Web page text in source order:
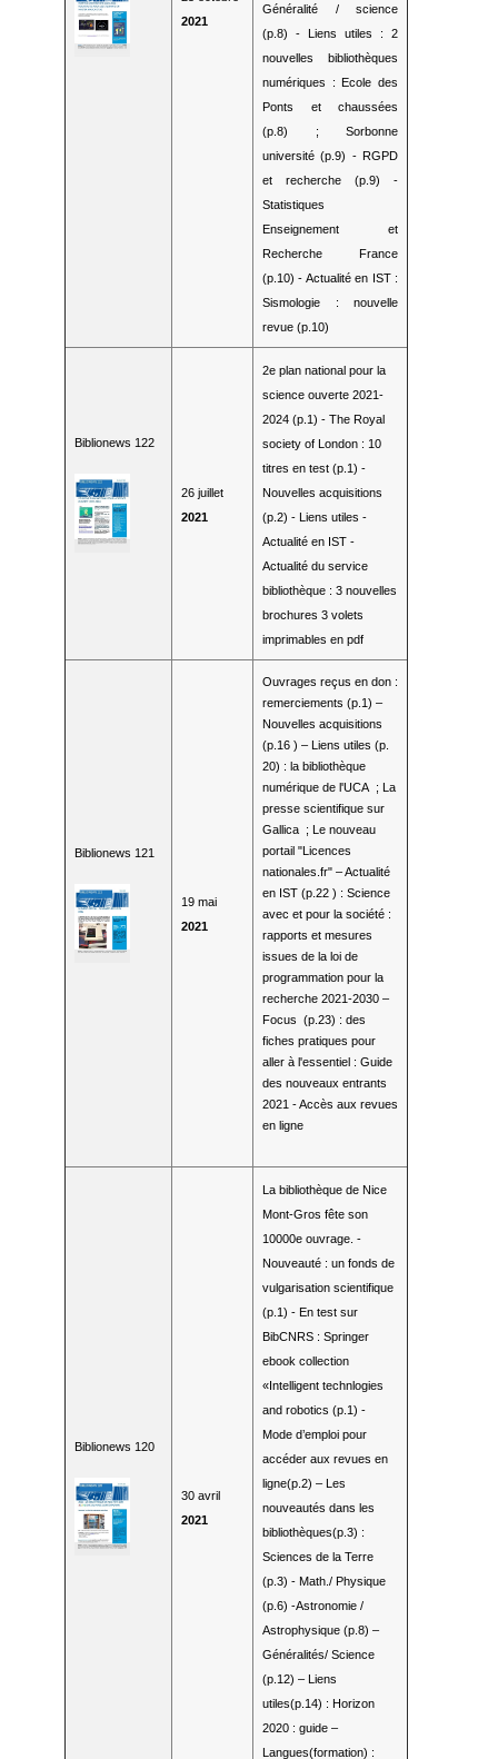
2021
Généralité / science
(p.8) - Liens utiles : 2
nouvelles bibliothèques
numériques : Ecole des
Ponts et chaussées
(p.8) ; Sorbonne
université (p.9) - RGPD
et recherche (p.9) -
Statistiques
Enseignement et
Recherche France
(p.10) - Actualité en IST :
Sismologie : nouvelle
revue (p.10)
Biblionews 122
26 juillet
2021
2e plan national pour la
science ouverte 2021-
2024 (p.1) - The Royal
society of London : 10
titres en test (p.1) -
Nouvelles acquisitions
(p.2) - Liens utiles -
Actualité en IST -
Actualité du service
bibliothèque : 3 nouvelles
brochures 3 volets
imprimables en pdf
Biblionews 121
19 mai
2021
Ouvrages reçus en don :
remerciements (p.1) –
Nouvelles acquisitions
(p.16 ) – Liens utiles (p.
20) : la bibliothèque
numérique de l'UCA ; La
presse scientifique sur
Gallica ; Le nouveau
portail "Licences
nationales.fr" – Actualité
en IST (p.22 ) : Science
avec et pour la société :
rapports et mesures
issues de la loi de
programmation pour la
recherche 2021-2030 –
Focus (p.23) : des
fiches pratiques pour
aller à l'essentiel : Guide
des nouveaux entrants
2021 - Accès aux revues
en ligne
Biblionews 120
30 avril
2021
La bibliothèque de Nice
Mont-Gros fête son
10000e ouvrage. -
Nouveauté : un fonds de
vulgarisation scientifique
(p.1) - En test sur
BibCNRS : Springer
ebook collection
«Intelligent technlogies
and robotics (p.1) -
Mode d’emploi pour
accéder aux revues en
ligne(p.2) – Les
nouveautés dans les
bibliothèques(p.3) :
Sciences de la Terre
(p.3) - Math / Physique
(p. 6) -Astronomie /
Astrophysique (p. 8) –
Généralités/ Science
(p.12) – Liens
utiles(p.14) : Horizon
2020 : guide –
Langues(formation) :